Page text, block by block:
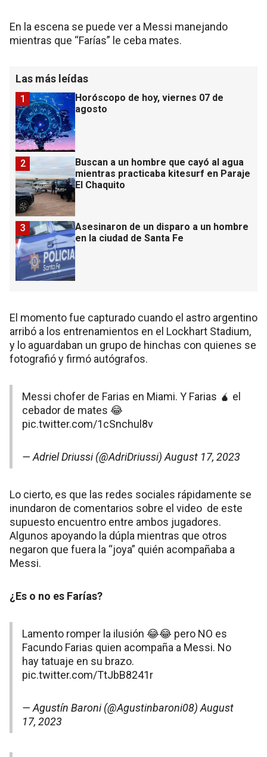
En la escena se puede ver a Messi manejando
mientras que “Farías” le ceba mates.
Las más leídas
Horóscopo de hoy, viernes 07 de
agosto
1
Buscan a un hombre que cayó al agua
mientras practicaba kitesurf en Paraje
El Chaquito
2
Asesinaron de un disparo a un hombre
en la ciudad de Santa Fe
3
El momento fue capturado cuando el astro argentino
arribó a los entrenamientos en el Lockhart Stadium,
y lo aguardaban un grupo de hinchas con quienes se
fotografió y firmó autógrafos.
Messi chofer de Farias en Miami. Y Farias 🧉 el
cebador de mates 😂
pic.twitter.com/1cSnchul8v
— Adriel Driussi (@AdriDriussi) August 17, 2023
Lo cierto, es que las redes sociales rápidamente se
inundaron de comentarios sobre el video de este
supuesto encuentro entre ambos jugadores.
Algunos apoyando la dúpla mientras que otros
negaron que fuera la “joya” quién acompañaba a
Messi.
¿Es o no es Farías?
Lamento romper la ilusión 😂😂 pero NO es
Facundo Farias quien acompaña a Messi. No
hay tatuaje en su brazo.
pic.twitter.com/TtJbB8241r
— Agustín Baroni (@Agustinbaroni08) August
17, 2023